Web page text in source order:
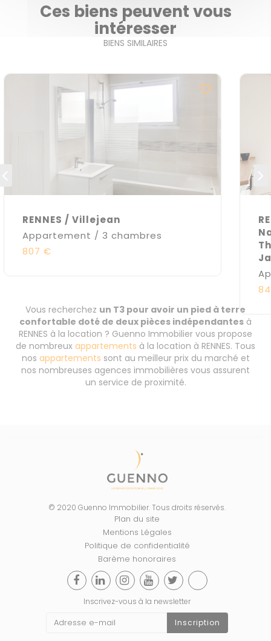
Ces biens peuvent vous
intéresser
BIENS SIMILAIRES
RENNES / Villejean
Appartement / 3 chambres
807 €
Vous recherchez un T3 pour avoir un pied à terre
confortable doté de deux pièces indépendantes à
RENNES à la location ? Guenno Immobilier vous propose
de nombreux appartements à la location à RENNES. Tous
nos appartements sont au meilleur prix du marché et
nos nombreuses agences immobilières vous assurent
un service de proximité.
© 2020 Guenno Immobilier. Tous droits réservés.
Plan du site
Mentions Légales
Politique de confidentialité
Barème honoraires
Inscrivez-vous à la newsletter
Inscription